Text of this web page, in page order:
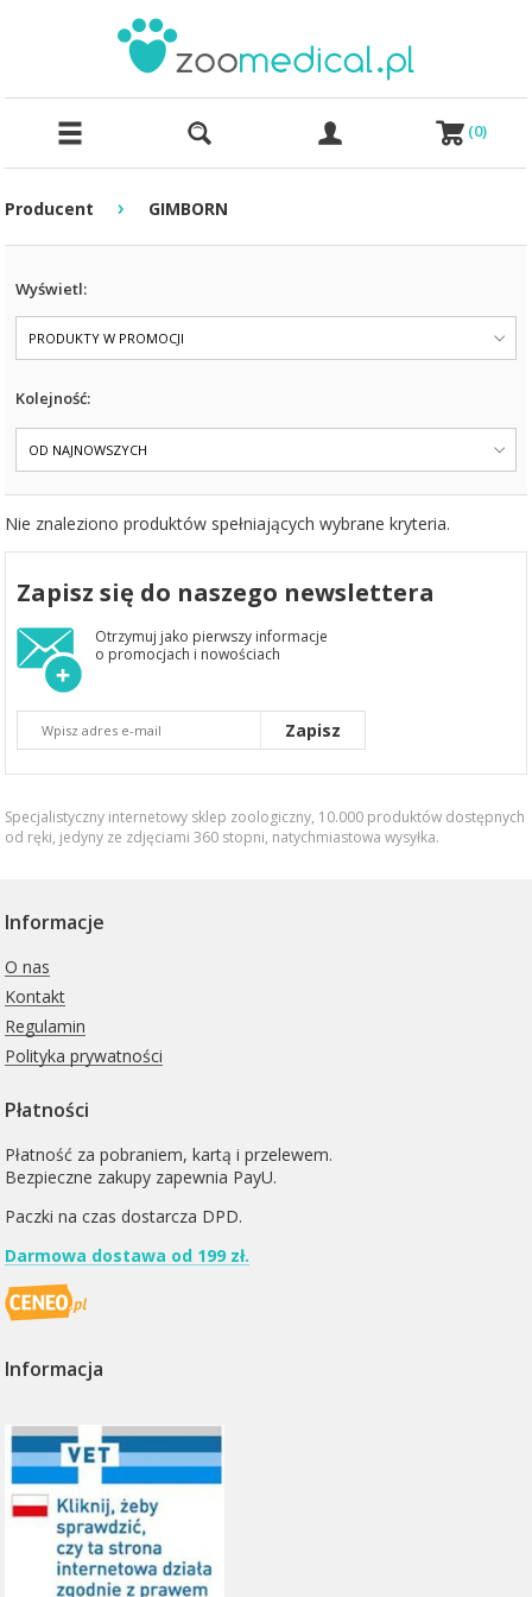
(0)
Producent › GIMBORN
Wyświetl:
PRODUKTY W PROMOCJI
Kolejność:
OD NAJNOWSZYCH
Nie znaleziono produktów spełniających wybrane kryteria.
Zapisz się do naszego newslettera
Otrzymuj jako pierwszy informacje
o promocjach i nowościach
Zapisz
Specjalistyczny internetowy sklep zoologiczny, 10.000 produktów dostępnych
od ręki, jedyny ze zdjęciami 360 stopni, natychmiastowa wysyłka.
Informacje
O nas
Kontakt
Regulamin
Polityka prywatności
Płatności
Płatność za pobraniem, kartą i przelewem.
Bezpieczne zakupy zapewnia PayU.
Paczki na czas dostarcza DPD.
Darmowa dostawa od 199 zł.
Informacja